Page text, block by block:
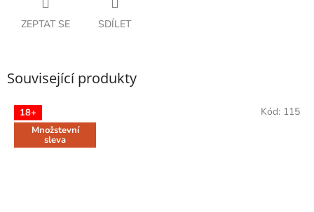
ZEPTAT SE SDÍLET
Související produkty
18+
Množstevní
sleva
Kód: 115